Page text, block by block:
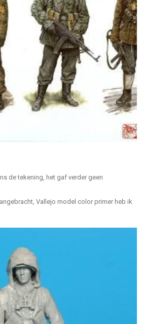
de tekening, het gaf verder geen
Vallejo model color primer heb ik